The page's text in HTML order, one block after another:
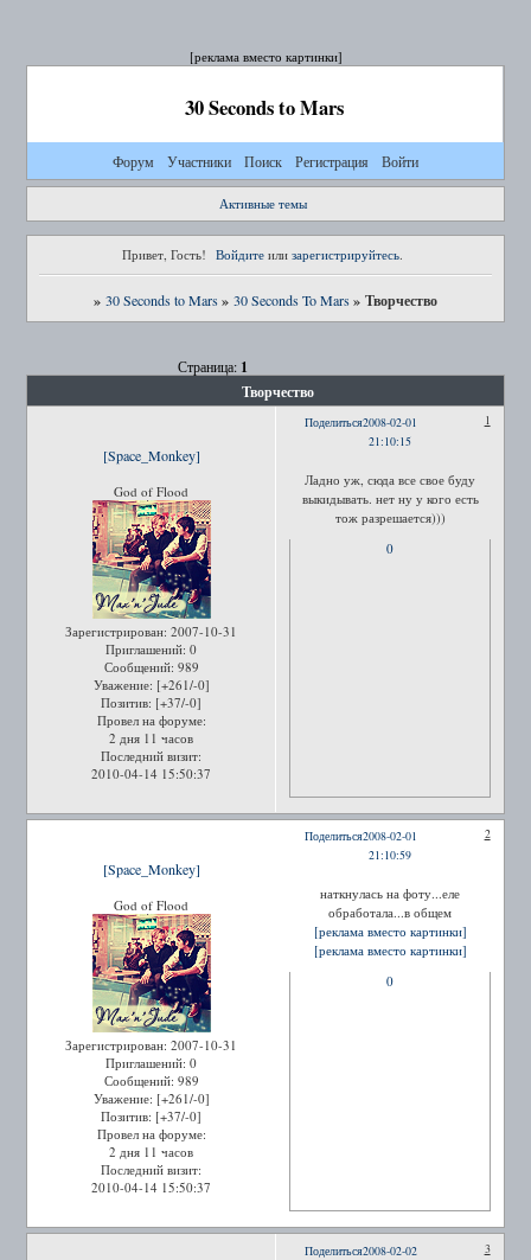
[реклама вместо картинки]
30 Seconds to Mars
Форум Участники Поиск Регистрация Войти
Активные темы
Привет, Гость! Войдите или зарегистрируйтесь.
» 30 Seconds to Mars» 30 Seconds To Mars» Творчество
Творчество
Страница: 1
Поделиться 1
2008-02-01
21:10:15
[Space_Monkey]
God of Flood
Зарегистрирован: 2007-10-31
Приглашений: 0
Сообщений: 989
Уважение: [+261/-0]
Позитив: [+37/-0]
Провел на форуме:
2 дня 11 часов
Последний визит:
2010-04-14 15:50:37
Ладно уж, сюда все свое буду
выкидывать. нет ну у кого есть
тож разрешается)))
0
Поделиться 2
2008-02-01
21:10:59
[Space_Monkey]
God of Flood
Зарегистрирован: 2007-10-31
Приглашений: 0
Сообщений: 989
Уважение: [+261/-0]
Позитив: [+37/-0]
Провел на форуме:
2 дня 11 часов
Последний визит:
2010-04-14 15:50:37
наткнулась на фоту...еле
обработала...в общем
[реклама вместо картинки]
[реклама вместо картинки]
0
Поделиться 3
2008-02-02